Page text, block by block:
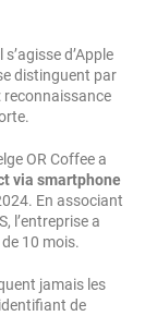
s’agisse d’Apple
distinguent par
reconnaissance
OR Coffee a
via smartphone
En associant
l’entreprise a
10 mois.
jamais les
de